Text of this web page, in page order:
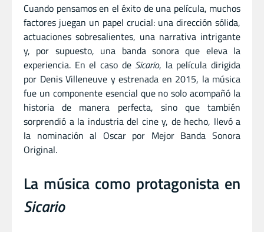
Cuando pensamos en el éxito de una película, muchos
factores juegan un papel crucial: una dirección sólida,
actuaciones sobresalientes, una narrativa intrigante
y, por supuesto, una banda sonora que eleva la
experiencia. En el caso de Sicario, la película dirigida
por Denis Villeneuve y estrenada en 2015, la música
fue un componente esencial que no solo acompañó la
historia de manera perfecta, sino que también
sorprendió a la industria del cine y, de hecho, llevó a
la nominación al Oscar por Mejor Banda Sonora
Original.
La música como protagonista en
Sicario